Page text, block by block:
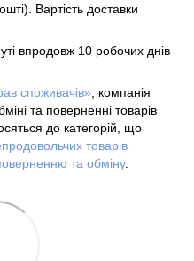
Вартість доставки
впродовж 10 робочих днів
споживачів» , компанія
та поверненні товарів
до категорій, що
товарів
та обміну.